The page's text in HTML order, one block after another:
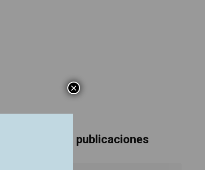
Últimas publicaciones
×